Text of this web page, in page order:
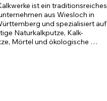
ist ein traditionsreiches
aus Wiesloch in
und spezialisiert auf
Naturkalkputze, Kalk-
Mörtel und ökologische